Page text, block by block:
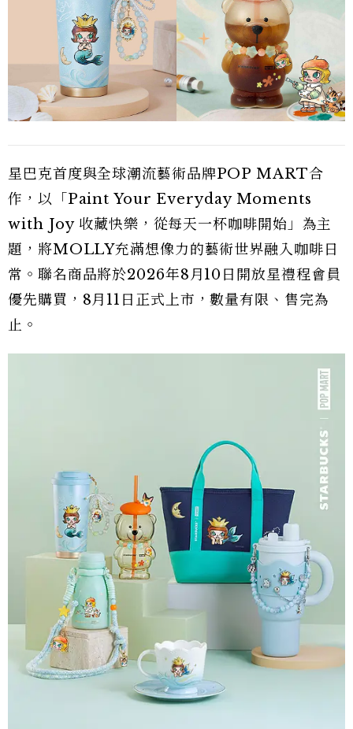
星巴克首度與全球潮流藝術品牌POP MART合
作，以「Paint Your Everyday Moments
with Joy 收藏快樂，從每天一杯咖啡開始」為主
題，將MOLLY充滿想像力的藝術世界融入咖啡日
常。聯名商品將於2026年8月10日開放星禮程會員
優先購買，8月11日正式上市，數量有限、售完為
止。